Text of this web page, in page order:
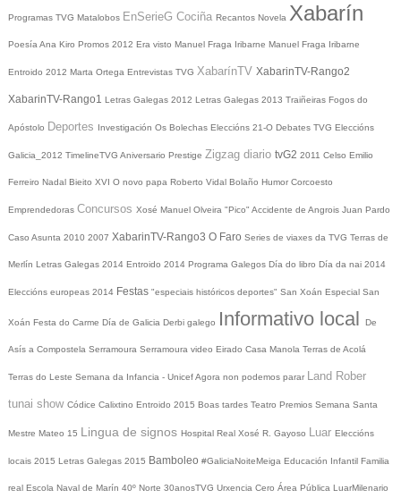
Programas TVG Matalobos EnSerieG Cociña Recantos Novela Xabarín
Poesía Ana Kiro Promos 2012 Era visto Manuel Fraga Iribarne Manuel Fraga Iribarne
Entroido 2012 Marta Ortega Entrevistas TVG XabarínTV XabarinTV-Rango2
XabarinTV-Rango1 Letras Galegas 2012 Letras Galegas 2013 Traiñeiras Fogos do
Apóstolo Deportes Investigación Os Bolechas Eleccións 21-O Debates TVG Eleccións
Galicia_2012 TimelineTVG Aniversario Prestige Zigzag diario tvG2 2011 Celso Emilio
Ferreiro Nadal Bieito XVI O novo papa Roberto Vidal Bolaño Humor Corcoesto
Emprendedoras Concursos Xosé Manuel Olveira "Pico" Accidente de Angrois Juan Pardo
Caso Asunta 2010 2007 XabarinTV-Rango3 O Faro Series de viaxes da TVG Terras de
Merlín Letras Galegas 2014 Entroido 2014 Programa Galegos Día do libro Día da nai 2014
Eleccións europeas 2014 Festas "especiais históricos deportes" San Xoán Especial San
Xoán Festa do Carme Día de Galicia Derbi galego Informativo local De
Asís a Compostela Serramoura Serramoura video Eirado Casa Manola Terras de Acolá
Terras do Leste Semana da Infancia - UnicefAgora non podemos parar Land Rober
tunai show Códice Calixtino Entroido 2015 Boas tardes Teatro Premios Semana Santa
Mestre Mateo 15 Lingua de signos Hospital Real Xosé R. Gayoso Luar Eleccións
locais 2015 Letras Galegas 2015 Bamboleo #GaliciaNoiteMeiga Educación Infantil Familia
real Escola Naval de Marín 40º Norte 30anosTVG Urxencia Cero Área Pública LuarMilenario